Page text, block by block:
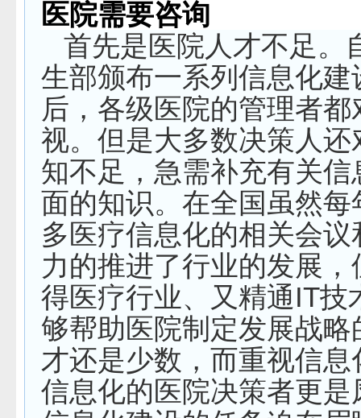
医院需要咨询
首先是医院人才不足。
生部颁布一系列信息化建
后，各级医院的管理者
视。但是大多数决策人还
知不足，急需补充有关信
面的知识。在全国虽然每
多医疗信息化的相关会议
力的推进了行业的发展
得医疗行业、又精通IT技
够帮助医院制定发展战略
才还是少数，而重视信息
信息化的医院决策者更是